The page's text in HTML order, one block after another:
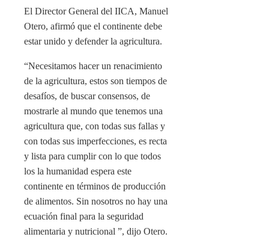
El Director General del IICA, Manuel
Otero, afirmó que el continente debe
estar unido y defender la agricultura.
“Necesitamos hacer un renacimiento
de la agricultura, estos son tiempos de
desafíos, de buscar consensos, de
mostrarle al mundo que tenemos una
agricultura que, con todas sus fallas y
con todas sus imperfecciones, es recta
y lista para cumplir con lo que todos
los la humanidad espera este
continente en términos de producción
de alimentos. Sin nosotros no hay una
ecuación final para la seguridad
alimentaria y nutricional ”, dijo Otero.